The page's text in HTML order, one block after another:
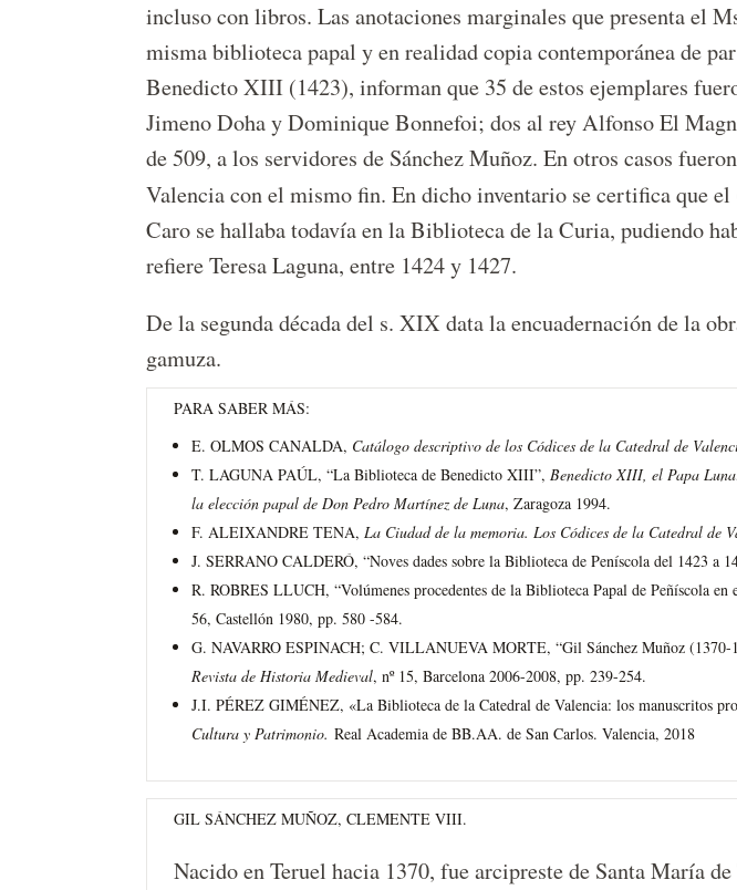
incluso con libros. Las anotaciones marginales que presenta el
misma biblioteca papal y en realidad copia contemporánea de
Benedicto XIII (1423), informan que 35 de estos ejemplares
Jimeno Doha y Dominique Bonnefoi; dos al rey Alfonso El
de 509, a los servidores de Sánchez Muñoz. En otros casos
Valencia con el mismo fin. En dicho inventario se certifica que el
Caro se hallaba todavía en la Biblioteca de la Curia, pudiendo
refiere Teresa Laguna, entre 1424 y 1427.
De la segunda década del s. XIX data la encuadernación de la
gamuza.
PARA SABER MÁS:
E. OLMOS CANALDA, Catálogo descriptivo de los Códices de la Catedral de
T. LAGUNA PAÚL, “La Biblioteca de Benedicto XIII”, Benedicto XIII, el Papa
la elección papal de Don Pedro Martínez de Luna, Zaragoza 1994.
F. ALEIXANDRE TENA, La Ciudad de la memoria. Los Códices de la Catedral de
J. SERRANO CALDERÓ, “Noves dades sobre la Biblioteca de Peníscola del 1423 a
R. ROBRES LLUCH, “Volúmenes procedentes de la Biblioteca Papal de Peñíscola
56, Castellón 1980, pp. 580 -584.
G. NAVARRO ESPINACH; C. VILLANUEVA MORTE, “Gil Sánchez Muñoz
Revista de Historia Medieval, nº 15, Barcelona 2006-2008, pp. 239-254.
J.I. PÉREZ GIMÉNEZ, «La Biblioteca de la Catedral de Valencia: los manuscritos
Cultura y Patrimonio. Real Academia de BB.AA. de San Carlos. Valencia, 2018
GIL SÁNCHEZ MUÑOZ, CLEMENTE VIII.
Nacido en Teruel hacia 1370, fue arcipreste de Santa María